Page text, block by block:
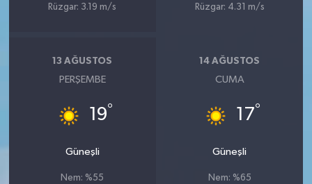
Rüzgar: 3.19 m/s
Rüzgar: 4.31 m/s
13 AĞUSTOS
PERŞEMBE
19°
Güneşli
Nem: %55
14 AĞUSTOS
CUMA
17°
Güneşli
Nem: %65